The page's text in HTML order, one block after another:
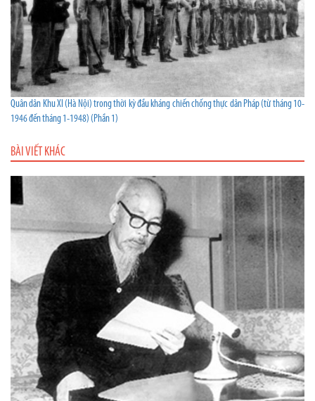
Quân dân Khu XI (Hà Nội) trong thời kỳ đầu kháng chiến chống thực dân Pháp (từ tháng 10-
1946 đến tháng 1-1948) (Phần 1)
BÀI VIẾT KHÁC